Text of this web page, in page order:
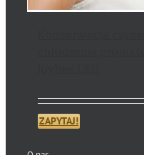
ZAPYTAJ!